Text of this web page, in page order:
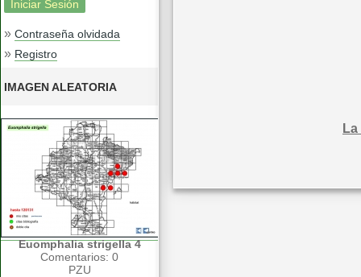
» Contraseña olvidada
» Registro
IMAGEN ALEATORIA
Euomphalia strigella 4
Comentarios: 0
PZU
La